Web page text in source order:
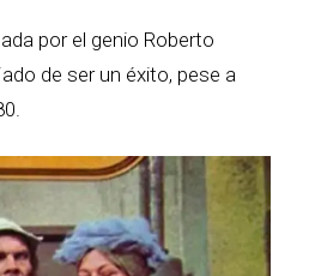
por el genio Roberto
de ser un éxito, pese a